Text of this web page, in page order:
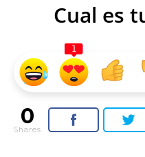
Cual es
1
0
Shares